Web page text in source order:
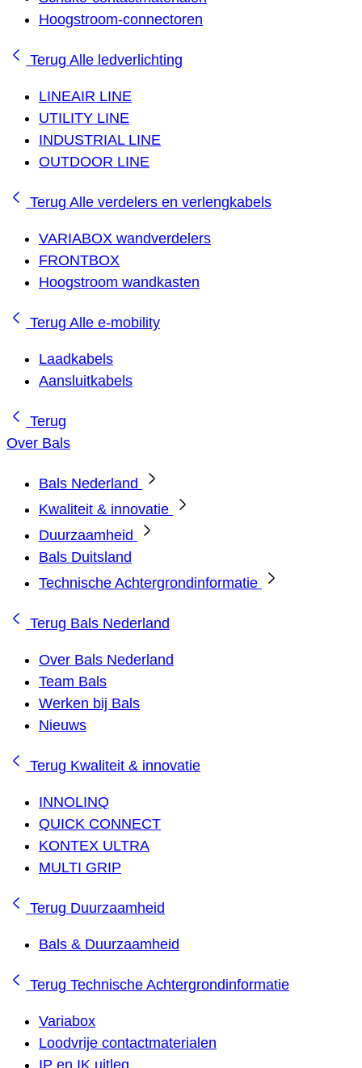
Hoogstroom-connectoren
Terug Alle ledverlichting
LINEAIR LINE
UTILITY LINE
INDUSTRIAL LINE
OUTDOOR LINE
Terug Alle verdelers en verlengkabels
VARIABOX wandverdelers
FRONTBOX
Hoogstroom wandkasten
Terug Alle e-mobility
Laadkabels
Aansluitkabels
Terug
Over Bals
Bals Nederland
Kwaliteit & innovatie
Duurzaamheid
Bals Duitsland
Technische Achtergrondinformatie
Terug Bals Nederland
Over Bals Nederland
Team Bals
Werken bij Bals
Nieuws
Terug Kwaliteit & innovatie
INNOLINQ
QUICK CONNECT
KONTEX ULTRA
MULTI GRIP
Terug Duurzaamheid
Bals & Duurzaamheid
Terug Technische Achtergrondinformatie
Variabox
Loodvrije contactmaterialen
IP en IK uitleg